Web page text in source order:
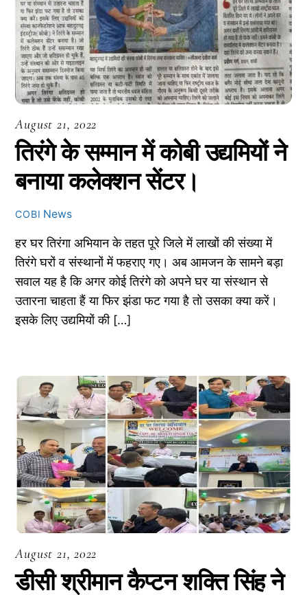
August 21, 2022
तिरंगे के सम्मान में कोबी उद्यमियों ने
बनाया कलेक्शन सेंटर।
COBI News
हर घर तिरंगा अभियान के तहत पूरे जिले में लाखों की संख्या में
तिरंगे घरों व संस्थानों में फहराए गए। अब आमजन के सामने बड़ा
सवाल यह है कि अगर कोई तिरंगे को अपने घर या संस्थान से
उतारना चाहता हैं या फिर झंडा फट गया है तो उसका क्या करें।
इसके लिए उद्यमियों की […]
August 21, 2022
डीसी श्रीमान कैप्टन शक्ति सिंह ने